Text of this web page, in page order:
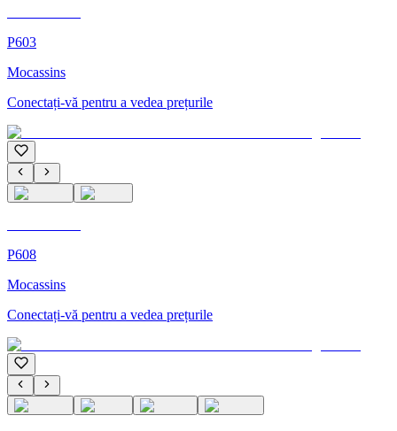
P603
Mocassins
Conectați-vă pentru a vedea prețurile
P608
Mocassins
Conectați-vă pentru a vedea prețurile